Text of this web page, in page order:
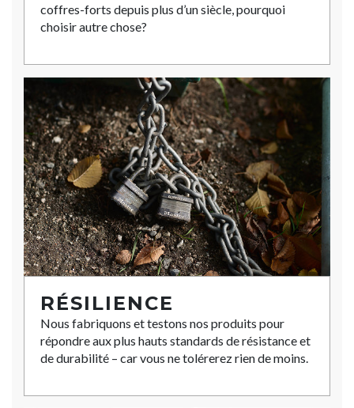
coffres-forts depuis plus d’un siècle, pourquoi
choisir autre chose?
RÉSILIENCE
Nous fabriquons et testons nos produits pour
répondre aux plus hauts standards de résistance et
de durabilité – car vous ne tolérerez rien de moins.